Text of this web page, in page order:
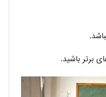
برتر باشید.